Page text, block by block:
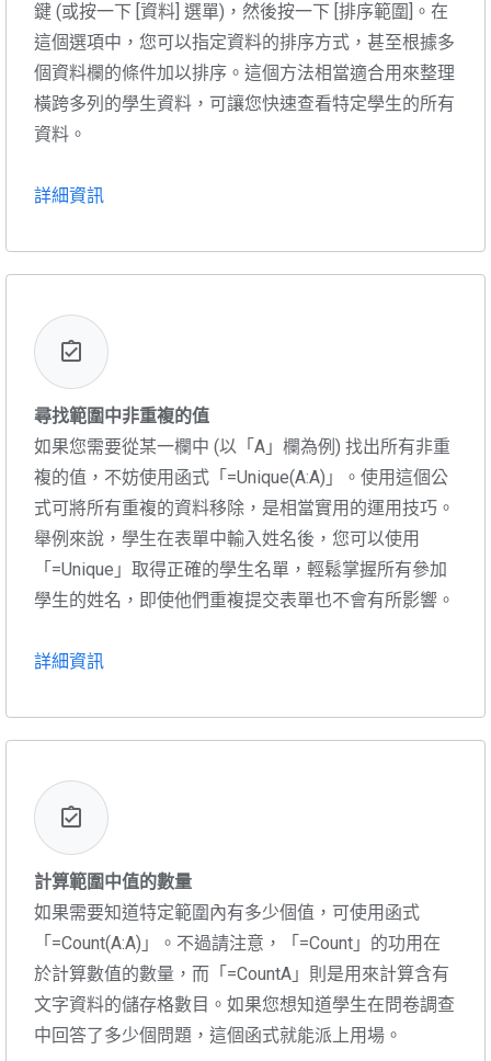
鍵 (或按一下 [資料] 選單)，然後按一下 [排序範圍]。在
這個選項中，您可以指定資料的排序方式，甚至根據多
個資料欄的條件加以排序。這個方法相當適合用來整理
橫跨多列的學生資料，可讓您快速查看特定學生的所有
資料。
詳細資訊
尋找範圍中非重複的值
如果您需要從某一欄中 (以「A」欄為例) 找出所有非重
複的值，不妨使用函式「=Unique(A:A)」。使用這個公
式可將所有重複的資料移除，是相當實用的運用技巧。
舉例來說，學生在表單中輸入姓名後，您可以使用
「=Unique」取得正確的學生名單，輕鬆掌握所有參加
學生的姓名，即使他們重複提交表單也不會有所影響。
詳細資訊
計算範圍中值的數量
如果需要知道特定範圍內有多少個值，可使用函式
「=Count(A:A)」。不過請注意，「=Count」的功用在
於計算數值的數量，而「=CountA」則是用來計算含有
文字資料的儲存格數目。如果您想知道學生在問卷調查
中回答了多少個問題，這個函式就能派上用場。